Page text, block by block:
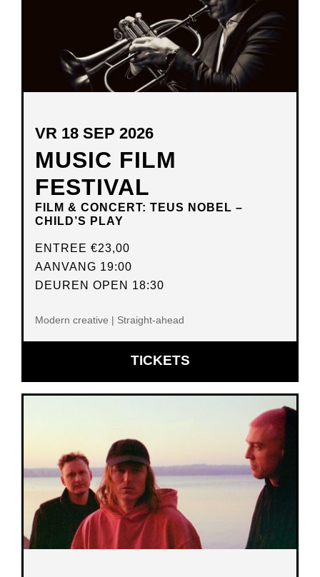
MUSIC FILM
FESTIVAL
FILM & CONCERT: TEUS NOBEL –
CHILD’S PLAY
VR 18 SEP 2026
ENTREE €23,00
AANVANG 19:00
DEUREN OPEN 18:30
Modern creative | Straight-ahead
TICKETSOPENT
IN
VENSTER